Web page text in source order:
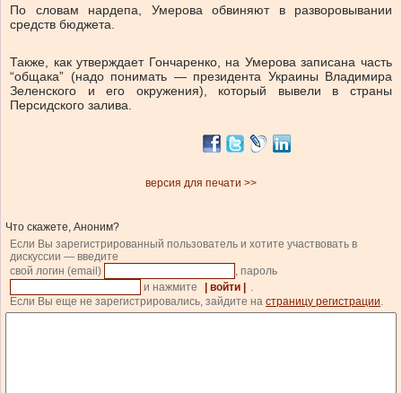
По словам нардепа, Умерова обвиняют в разворовывании
средств бюджета.
Также, как утверждает Гончаренко, на Умерова записана часть
“общака” (надо понимать — президента Украины Владимира
Зеленского и его окружения), который вывели в страны
Персидского залива.
версия для печати >>
Что скажете, Аноним?
Если Вы зарегистрированный пользователь и хотите участвовать в
дискуссии — введите
свой логин (email)
, пароль
и нажмите
| войти |
.
Если Вы еще не зарегистрировались, зайдите на страницу регистрации.